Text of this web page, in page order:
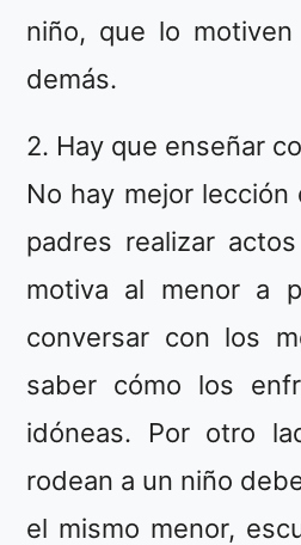
niño, que lo
demás.
2. Hay que enseñar
No hay mejor
padres realizar
motiva al menor a
conversar con los
saber cómo los
idóneas. Por otro
rodean a un niño
el mismo menor,